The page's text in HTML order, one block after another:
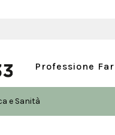
Professione
e Sanità